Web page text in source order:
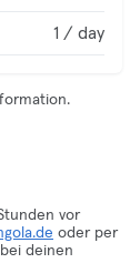
1 / day
vor
oder per
deinen